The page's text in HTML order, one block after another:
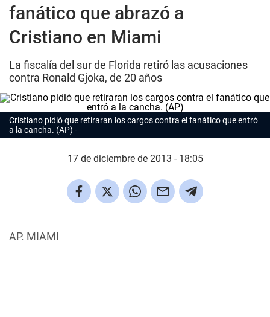
fanático que abrazó a
Cristiano en Miami
La fiscalía del sur de Florida retiró las acusaciones
contra Ronald Gjoka, de 20 años
Cristiano pidió que retiraran los cargos contra el fanático que entró
a la cancha. (AP)
17 de diciembre de 2013 - 18:05
AP. MIAMI